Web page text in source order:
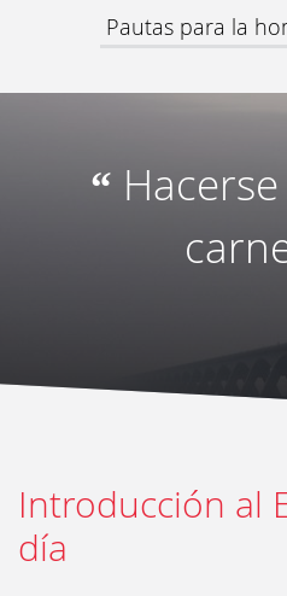
Pautas para la
“
Introducción al
día